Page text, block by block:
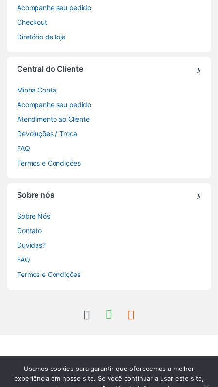
Acompanhe seu pedido
Checkout
Diretório de loja
Central do Cliente
Minha Conta
Acompanhe seu pedido
Atendimento ao Cliente
Devoluções / Troca
FAQ
Termos e Condições
Sobre nós
Sobre Nós
Contato
Duvidas?
FAQ
Termos e Condições
Tem perguntas? Entre em
Usamos cookies para garantir que oferecemos a melhor
experiência em nosso site. Se você continuar a usar este site,